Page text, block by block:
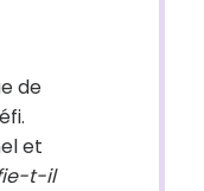
de
et
t-il